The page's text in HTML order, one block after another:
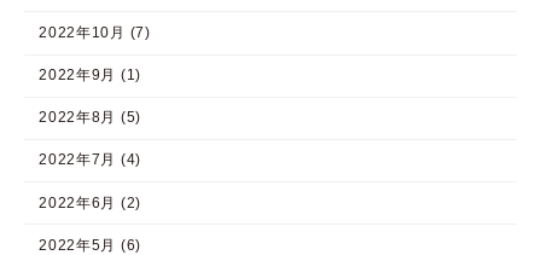
2022年10月 (7)
2022年9月 (1)
2022年8月 (5)
2022年7月 (4)
2022年6月 (2)
2022年5月 (6)